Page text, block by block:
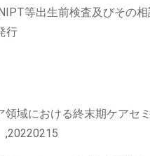
等出生前検査及びその相
行
領域における終末期ケアセ
,20220215